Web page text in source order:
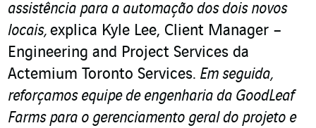
assistência para a automação dos dois novos
locais, explica Kyle Lee, Client Manager –
Engineering and Project Services da
Actemium Toronto Services. Em seguida,
reforçamos equipe de engenharia da GoodLeaf
Farms para o gerenciamento geral do projeto e